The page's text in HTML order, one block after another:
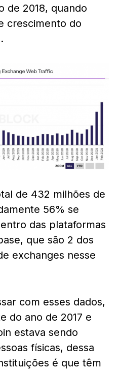
de 2018, quando
crescimento do
de 432 milhões de
56% se
das plataformas
que são 2 dos
exchanges nesse
com esses dados,
do ano de 2017 e
estava sendo
físicas, dessa
é que têm